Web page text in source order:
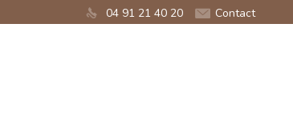
04 91 21 40 20 Contact